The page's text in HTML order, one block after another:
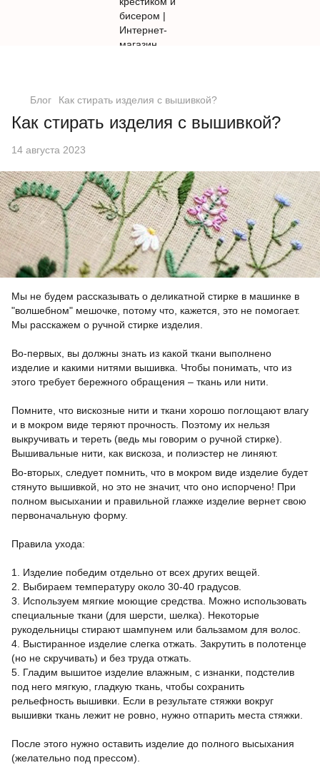
Блог Как стирать изделия с вышивкой?
Как стирать изделия с вышивкой?
14 августа 2023
Мы не будем рассказывать о деликатной стирке в машинке в
"волшебном" мешочке, потому что, кажется, это не помогает.
Мы расскажем о ручной стирке изделия.
Во-первых, вы должны знать из какой ткани выполнено
изделие и какими нитями вышивка. Чтобы понимать, что из
этого требует бережного обращения – ткань или нити.
Помните, что вискозные нити и ткани хорошо поглощают влагу
и в мокром виде теряют прочность. Поэтому их нельзя
выкручивать и тереть (ведь мы говорим о ручной стирке).
Вышивальные нити, как вискоза, и полиэстер не линяют.
Во-вторых, следует помнить, что в мокром виде изделие будет
стянуто вышивкой, но это не значит, что оно испорчено! При
полном высыхании и правильной глажке изделие вернет свою
первоначальную форму.
Правила ухода:
1. Изделие победим отдельно от всех других вещей.
2. Выбираем температуру около 30-40 градусов.
3. Используем мягкие моющие средства. Можно использовать
специальные ткани (для шерсти, шелка). Некоторые
рукодельницы стирают шампунем или бальзамом для волос.
4. Выстиранное изделие слегка отжать. Закрутить в полотенце
(но не скручивать) и без труда отжать.
5. Гладим вышитое изделие влажным, с изнанки, подстелив
под него мягкую, гладкую ткань, чтобы сохранить
рельефность вышивки. Если в результате стяжки вокруг
вышивки ткань лежит не ровно, нужно отпарить места стяжки.
После этого нужно оставить изделие до полного высыхания
(желательно под прессом).